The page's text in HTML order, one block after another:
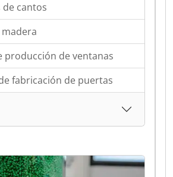
de cantos
producción de ventanas
fabricación de puertas